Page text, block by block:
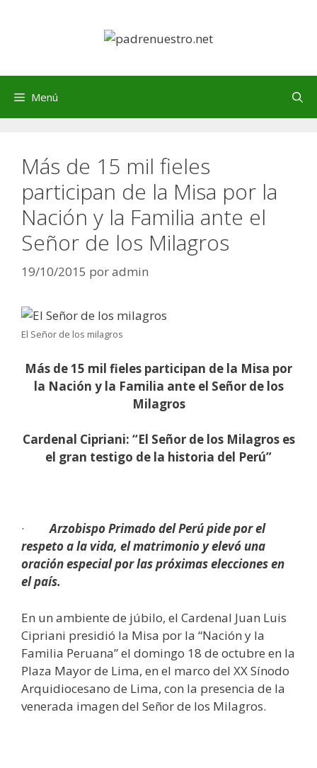
Menú
Más de 15 mil fieles
participan de la Misa por la
Nación y la Familia ante el
Señor de los Milagros
19/10/2015 poradmin
El Señor de los milagros
Más de 15 mil fieles participan de la Misa por
la Nación y la Familia ante el Señor de los
Milagros
Cardenal Cipriani: “El Señor de los Milagros es
el gran testigo de la historia del Perú”
·Arzobispo Primado del Perú pide por el
respeto a la vida, el matrimonio y elevó una
oración especial por las próximas elecciones en
el país.
En un ambiente de júbilo, el Cardenal Juan Luis
Cipriani presidió la Misa por la “Nación y la
Familia Peruana” el domingo 18 de octubre en la
Plaza Mayor de Lima, en el marco del XX Sínodo
Arquidiocesano de Lima, con la presencia de la
venerada imagen del Señor de los Milagros.